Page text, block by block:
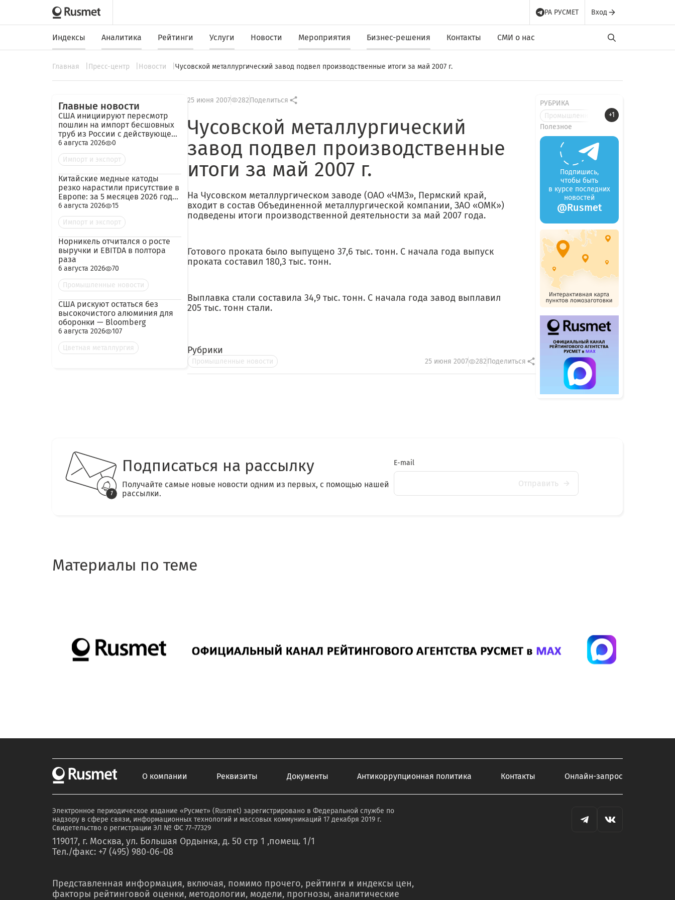
РА РУСМЕТ Вход
Индексы Аналитика Рейтинги Услуги Новости Мероприятия Бизнес-решения Контакты СМИ о нас
Главная Пресс-центр Новости Чусовской металлургический завод подвел производственные итоги за май 2007 г.
Главные новости
США инициируют пересмотр
пошлин на импорт бесшовных
труб из России с действующей
ставкой 209,72%
6 августа 2026
0
Импорт и экспорт
Китайские медные катоды
резко нарастили присутствие в
Европе: за 5 месяцев 2026 года
— 45 тыс. тонн
6 августа 2026
15
Импорт и экспорт
Норникель отчитался о росте
выручки и EBITDA в полтора
раза
6 августа 2026
70
Промышленные новости
США рискуют остаться без
высокочистого алюминия для
оборонки — Bloomberg
6 августа 2026
107
Цветная металлургия
25 июня 2007 282Поделиться
Чусовской металлургический
завод подвел производственные
итоги за май 2007 г.
На Чусовском металлургическом заводе (ОАО «ЧМЗ», Пермский край,
входит в состав Объединенной металлургической компании, ЗАО «ОМК»)
подведены итоги производственной деятельности за май 2007 года.
Готового проката было выпущено 37,6 тыс. тонн. С начала года выпуск
проката составил 180,3 тыс. тонн.
Выплавка стали составила 34,9 тыс. тонн. С начала года завод выплавил
205 тыс. тонн стали.
Рубрики
Промышленные новости 25 июня 2007 282Поделиться
РУБРИКА
Промышленные новости
+1
Полезное
Подпишись,
чтобы быть
в курсе последних
новостей
@Rusmet
Подписаться на рассылку
Получайте самые новые новости одним из первых, с помощью нашей
рассылки.
E-mail
Отправить
Материалы по теме
О компании Реквизиты Документы Антикоррупционная политика Контакты Онлайн-запрос
Электронное периодическое издание «Русмет» (Rusmet) зарегистрировано в Федеральной службе по
надзору в сфере связи, информационных технологий и массовых коммуникаций 17 декабря 2019 г.
Свидетельство о регистрации ЭЛ № ФС 77–77329
119017, г. Москва, ул. Большая Ордынка, д. 50 стр 1 ,помещ. 1/1
Тел./факс: +7 (495) 980-06-08
Представленная информация, включая, помимо прочего, рейтинги и индексы цен,
факторы рейтинговой оценки, методологии, модели, прогнозы, аналитические